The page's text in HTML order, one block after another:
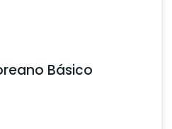
Básico